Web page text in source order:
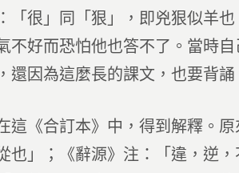
「很」同「狠」，即兇狠似羊
不好而恐怕他也答不了。當時
因為這麼長的課文，也要背誦
《合訂本》中，得到解釋。
也」；《辭源》注：「違，逆